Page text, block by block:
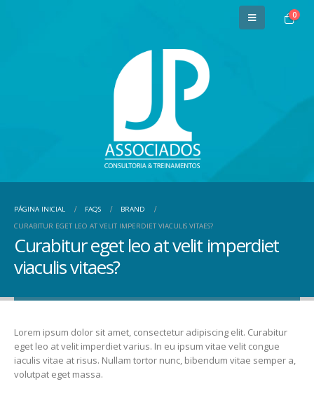
0
PÁGINA INICIAL FAQS
BRAND
CURABITUR EGET LEO AT VELIT IMPERDIET VIACULIS VITAES?
Curabitur eget leo at velit imperdiet
viaculis vitaes?
Lorem ipsum dolor sit amet, consectetur adipiscing elit. Curabitur
eget leo at velit imperdiet varius. In eu ipsum vitae velit congue
iaculis vitae at risus. Nullam tortor nunc, bibendum vitae semper a,
volutpat eget massa.